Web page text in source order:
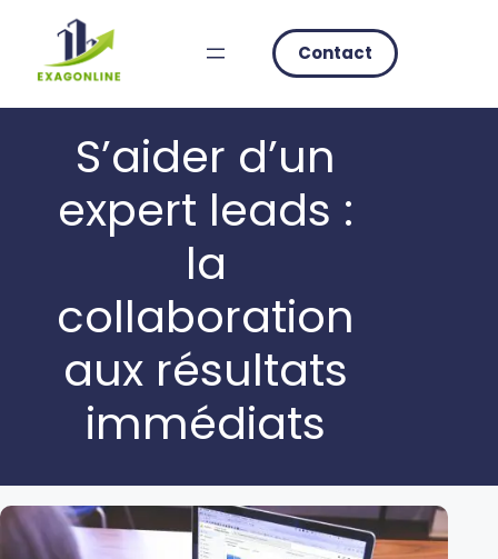
content
Contact
S’aider d’un
expert leads :
la
collaboration
aux résultats
immédiats